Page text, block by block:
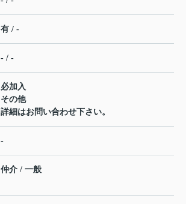
有 / -
- / -
必加入
その他
詳細はお問い合わせ下さい。
-
仲介 / 一般